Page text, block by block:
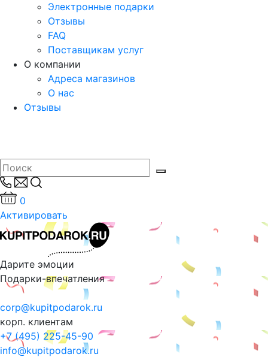
Электронные подарки
Отзывы
FAQ
Поставщикам услуг
О компании
Адреса магазинов
О нас
Отзывы
0
Активировать
Дарите эмоции
Подарки-впечатления
corp@kupitpodarok.ru
корп. клиентам
+7 (495) 225-45-90
info@kupitpodarok.ru